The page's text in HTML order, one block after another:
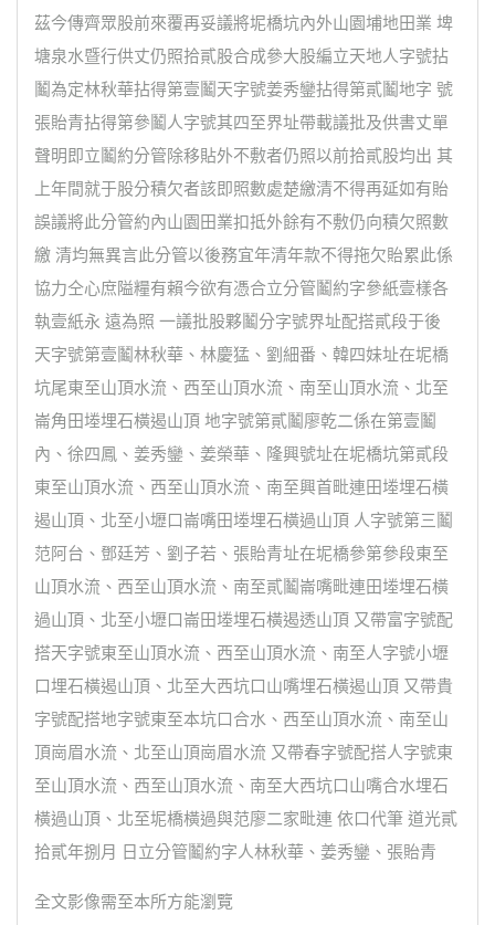
茲今傳齊眾股前來覆再妥議將坭橋坑內外山園埔地田業 埤
塘泉水暨行供丈仍照拾貳股合成參大股編立天地人字號拈
鬮為定林秋華拈得第壹鬮天字號姜秀鑾拈得第貳鬮地字 號
張貽青拈得第參鬮人字號其四至界址帶載議批及供書丈單
聲明即立鬮約分管除移貼外不敷者仍照以前拾貳股均出 其
上年間就于股分積欠者該即照數處楚繳清不得再延如有貽
誤議將此分管約內山園田業扣抵外餘有不敷仍向積欠照數
繳 清均無異言此分管以後務宜年清年款不得拖欠貽累此係
協力仝心庶隘糧有賴今欲有憑合立分管鬮約字參紙壹樣各
執壹紙永 遠為照 一議批股夥鬮分字號界址配搭貳段于後
天字號第壹鬮林秋華、林慶猛、劉細番、韓四妹址在坭橋
坑尾東至山頂水流、西至山頂水流、南至山頂水流、北至
崙角田堘埋石橫遏山頂 地字號第貳鬮廖乾二係在第壹鬮
內、徐四鳳、姜秀鑾、姜榮華、隆興號址在坭橋坑第貳段
東至山頂水流、西至山頂水流、南至興首毗連田堘埋石橫
遏山頂、北至小壢口崙嘴田堘埋石橫過山頂 人字號第三鬮
范阿台、鄧廷芳、劉子若、張貽青址在坭橋參第參段東至
山頂水流、西至山頂水流、南至貳鬮崙嘴毗連田堘埋石橫
過山頂、北至小壢口崙田堘埋石橫遏透山頂 又帶富字號配
搭天字號東至山頂水流、西至山頂水流、南至人字號小壢
口埋石橫遏山頂、北至大西坑口山嘴埋石橫遏山頂 又帶貴
字號配搭地字號東至本坑口合水、西至山頂水流、南至山
頂崗眉水流、北至山頂崗眉水流 又帶春字號配搭人字號東
至山頂水流、西至山頂水流、南至大西坑口山嘴合水埋石
橫過山頂、北至坭橋橫過與范廖二家毗連 依口代筆 道光貳
拾貳年捌月 日立分管鬮約字人林秋華、姜秀鑾、張貽青
全文影像需至本所方能瀏覽